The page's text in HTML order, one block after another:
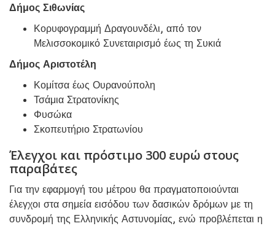
Δήμος Σιθωνίας
Κορυφογραμμή Δραγουνδέλι, από τον
Μελισσοκομικό Συνεταιρισμό έως τη Συκιά
Δήμος Αριστοτέλη
Κομίτσα έως Ουρανούπολη
Τσάμια Στρατονίκης
Φυσώκα
Σκοπευτήριο Στρατωνίου
Έλεγχοι και πρόστιμο 300 ευρώ στους
παραβάτες
Για την εφαρμογή του μέτρου θα πραγματοποιούνται
έλεγχοι στα σημεία εισόδου των δασικών δρόμων με τη
συνδρομή της Ελληνικής Αστυνομίας, ενώ προβλέπεται η